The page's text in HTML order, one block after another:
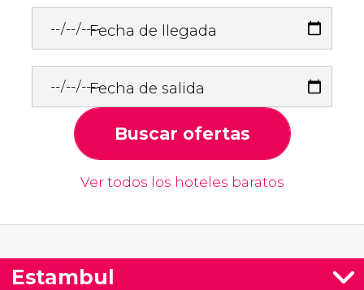
Fecha de llegada
Fecha de salida
Buscar ofertas
Ver todos los hoteles baratos
Estambul